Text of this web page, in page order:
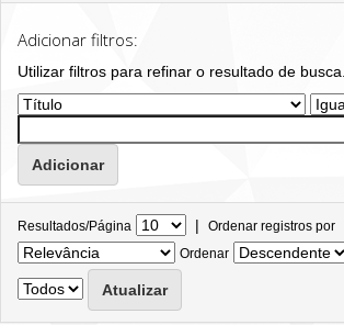
Adicionar filtros:
Utilizar filtros para refinar o resultado de busca.
Resultados/Página | Ordenar registros por
Ordenar